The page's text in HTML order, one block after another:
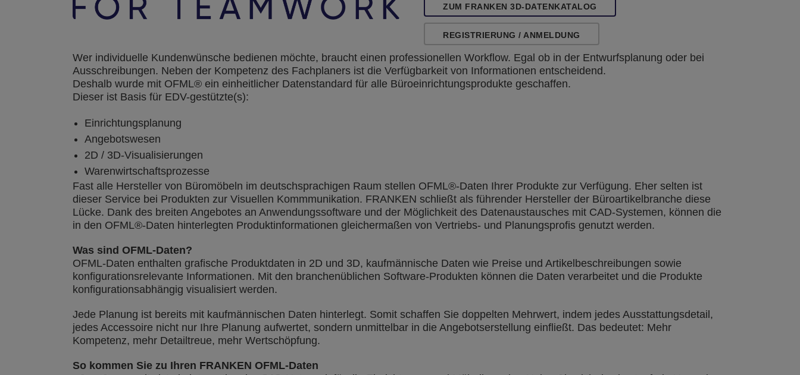
ZUM FRANKEN 3D-DATENKATALOG
REGISTRIERUNG / ANMELDUNG
Wer individuelle Kundenwünsche bedienen möchte, braucht einen professionellen Workflow. Egal ob in der Entwurfsplanung oder bei
Ausschreibungen. Neben der Kompetenz des Fachplaners ist die Verfügbarkeit von Informationen entscheidend.
Deshalb wurde mit OFML® ein einheitlicher Datenstandard für alle Büroeinrichtungsprodukte geschaffen.
Dieser ist Basis für EDV-gestützte(s):
Einrichtungsplanung
Angebotswesen
2D / 3D-Visualisierungen
Warenwirtschaftsprozesse
Fast alle Hersteller von Büromöbeln im deutschsprachigen Raum stellen OFML®-Daten Ihrer Produkte zur Verfügung. Eher selten ist
dieser Service bei Produkten zur Visuellen Kommmunikation. FRANKEN schließt als führender Hersteller der Büroartikelbranche diese
Lücke. Dank des breiten Angebotes an Anwendungssoftware und der Möglichkeit des Datenaustausches mit CAD-Systemen, können die
in den OFML®-Daten hinterlegten Produktinformationen gleichermaßen von Vertriebs- und Planungsprofis genutzt werden.
Was sind OFML-Daten?
OFML-Daten enthalten grafische Produktdaten in 2D und 3D, kaufmännische Daten wie Preise und Artikelbeschreibungen sowie
konfigurationsrelevante Informationen. Mit den branchenüblichen Software-Produkten können die Daten verarbeitet und die Produkte
konfigurationsabhängig visualisiert werden.
Jede Planung ist bereits mit kaufmännischen Daten hinterlegt. Somit schaffen Sie doppelten Mehrwert, indem jedes Ausstattungsdetail,
jedes Accessoire nicht nur Ihre Planung aufwertet, sondern unmittelbar in die Angebotserstellung einfließt. Das bedeutet: Mehr
Kompetenz, mehr Detailtreue, mehr Wertschöpfung.
So kommen Sie zu Ihren FRANKEN OFML-Daten